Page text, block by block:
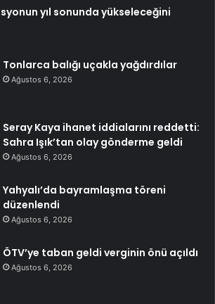
yıl sonunda yükseleceğini
Tonlarca balığı uçakla yağdırdılar
Ağustos 6, 2026
Seray Kaya ihanet iddialarını reddetti:
Sahra Işık’tan olay gönderme geldi
Ağustos 6, 2026
Yahyalı’da bayramlaşma töreni
düzenlendi
Ağustos 6, 2026
ÖTV’ye taban geldi verginin önü açıldı
Ağustos 6, 2026